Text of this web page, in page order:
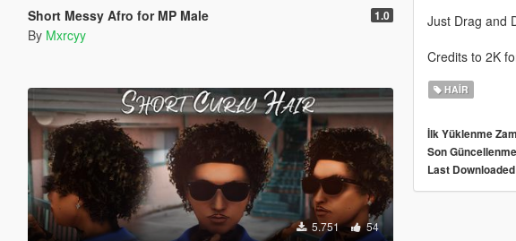
Short Messy Afro for MP Male 1.0
By Mxrcyy
5.751 54
Just Drag and
Credits to 2K
HAIR
İlk Yüklenme
Son
Last